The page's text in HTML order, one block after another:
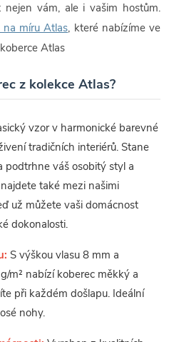
vám, ale i vašim hostům.
na míru Atlas, které nabízíme ve
Atlas
z kolekce Atlas?
vzor v harmonické barevné
tradičních interiérů. Stane
podtrhne váš osobitý styl a
také mezi našimi
už můžete vaši domácnost
dokonalosti.
S výškou vlasu 8 mm a
m² nabízí koberec měkký a
při každém došlapu. Ideální
nohy.